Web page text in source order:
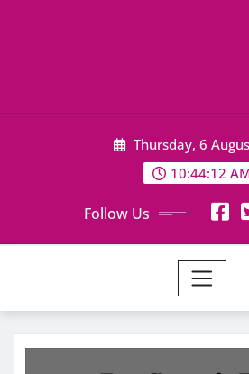
Thursday, 6
10:44:13
Follow Us